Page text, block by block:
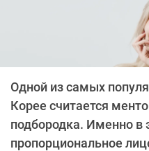
Одной из самых
Корее считается
подбородка. Именно в
пропорциональное